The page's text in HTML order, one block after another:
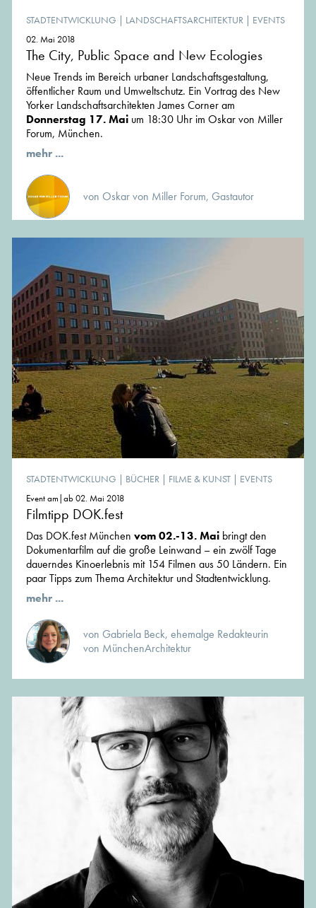
STADTENTWICKLUNG | LANDSCHAFTSARCHITEKTUR | EVENTS
02. Mai 2018
The City, Public Space and New Ecologies
Neue Trends im Bereich urbaner Landschaftsgestaltung,
öffentlicher Raum und Umweltschutz. Ein Vortrag des New
Yorker Landschaftsarchitekten James Corner am
Donnerstag 17. Mai um 18:30 Uhr im Oskar von Miller
Forum, München.
mehr ...
von Oskar von Miller Forum, Gastautor
STADTENTWICKLUNG | BÜCHER | FILME & KUNST | EVENTS
Event am|ab 02. Mai 2018
Filmtipp DOK.fest
Das DOK.fest München vom 02.-13. Mai bringt den
Dokumentarfilm auf die große Leinwand – ein zwölf Tage
dauerndes Kinoerlebnis mit 154 Filmen aus 50 Ländern. Ein
paar Tipps zum Thema Architektur und Stadtentwicklung.
mehr ...
von Gabriela Beck, ehemalge Redakteurin
von MünchenArchitektur